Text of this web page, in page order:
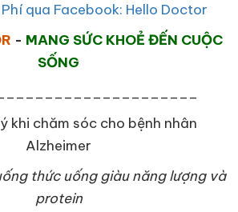
qua Facebook: Hello Doctor
- MANG SỨC KHOẺ ĐẾN CUỘC
SỐNG
thức uống giàu năng lượng và
protein